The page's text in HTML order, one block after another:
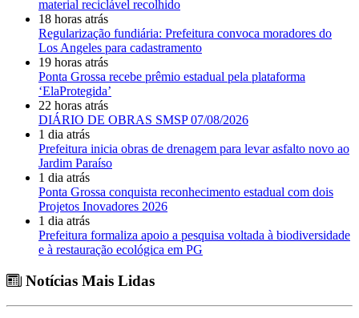
material reciclável recolhido
18 horas atrás
Regularização fundiária: Prefeitura convoca moradores do
Los Angeles para cadastramento
19 horas atrás
Ponta Grossa recebe prêmio estadual pela plataforma
‘ElaProtegida’
22 horas atrás
DIÁRIO DE OBRAS SMSP 07/08/2026
1 dia atrás
Prefeitura inicia obras de drenagem para levar asfalto novo ao
Jardim Paraíso
1 dia atrás
Ponta Grossa conquista reconhecimento estadual com dois
Projetos Inovadores 2026
1 dia atrás
Prefeitura formaliza apoio a pesquisa voltada à biodiversidade
e à restauração ecológica em PG
Notícias Mais Lidas